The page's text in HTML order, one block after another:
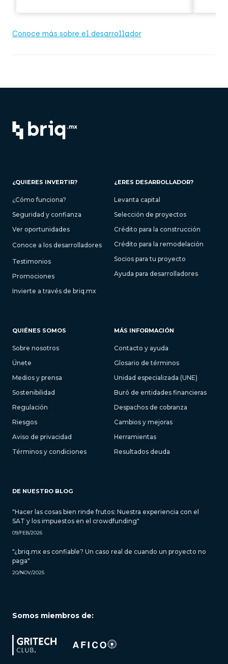
Conoce más sobre el desarrollador
¿QUIERES INVERTIR?
¿Cómo funciona?
Seguridad y confianza
Ver oportunidades
Conoce a los desarrolladores
Testimonios
Promociones
Invierte a través de briq.mx
¿ERES DESARROLLADOR?
Levanta capital
Selección de proyectos
Crédito para la construcción
Crédito para la remodelación
Socios para tu proyecto
Ayuda para desarrolladores
QUIÉNES SOMOS
Sobre nosotros
Únete
Medios y prensa
Sostenibilidad
Regulación
Riesgos
Aviso de privacidad
Términos y condiciones
MÁS INFORMACIÓN
Contacto y ayuda
Glosario de términos
Unidad especializada (UNE)
Buró de entidades financieras
Despachos de cobranza
Cambios y mejoras
Herramientas
Resultados deuda
DE NUESTRO BLOG
"Hacer las cosas bien rinde frutos: Nuestra experiencia con el
SAT y los impuestos en el crowdfunding"
09/FEB/2026
"¿briq.mx es confiable? Un caso real de cuando un proyecto no
paga"
20/NOV/2025
Somos miembros de: